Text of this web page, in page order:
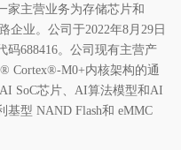
家主营业务为存储芯片和
企业。公司于2022年8月29日
688416。公司现有主营产
Cortex®-M0+内核架构的通
SoC芯片、AI算法模型和AI
基型 NAND Flash和 eMMC